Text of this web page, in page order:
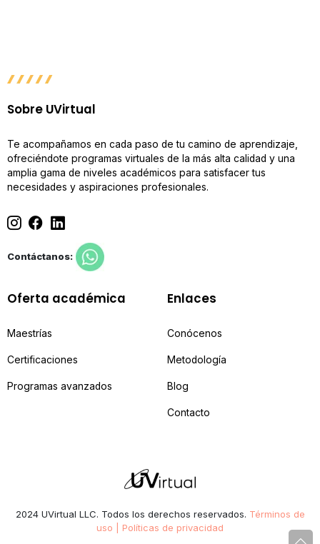
Sobre UVirtual
Te acompañamos en cada paso de tu camino de aprendizaje,
ofreciéndote programas virtuales de la más alta calidad y una
amplia gama de niveles académicos para satisfacer tus
necesidades y aspiraciones profesionales.
Contáctanos:
Oferta académica
Maestrías
Certificaciones
Programas avanzados
Enlaces
Conócenos
Metodología
Blog
Contacto
2024 UVirtual LLC. Todos los derechos reservados. Términos de
uso | Políticas de privacidad